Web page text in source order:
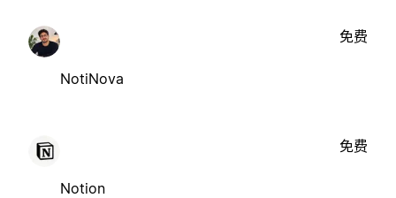
NotiNova
免费
Notion
免费